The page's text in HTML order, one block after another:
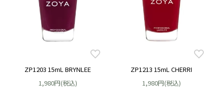
ZP1203 15mL BRYNLEE
1,980円(税込)
ZP1213 15mL CHERRI
1,980円(税込)